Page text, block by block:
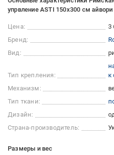
упрвление ASTI 150x300 см айвори
Цена:
3
Бренд:
Вид:
Тип крепления:
к
Механизм:
Тип ткани:
Дизайн:
Страна-производитель:
Размеры и вес